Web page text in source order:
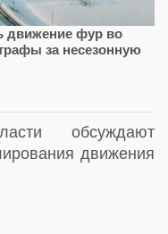
движение фур во
за несезонную
обсуждают
движения
ограничивать